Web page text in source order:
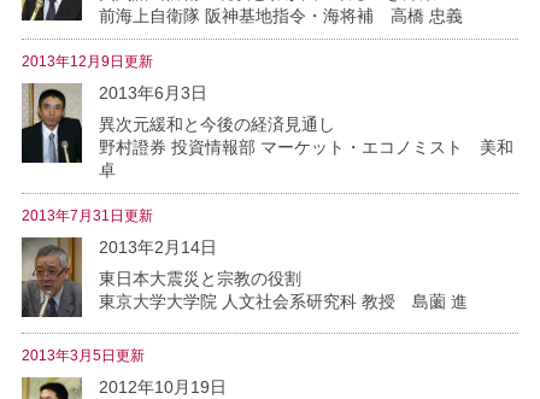
前海上自衛隊 阪神基地指令・海将補 高橋 忠義
2013年12月9日更新
2013年6月3日
異次元緩和と今後の経済見通し
野村證券 投資情報部 マーケット・エコノミスト 美和
卓
2013年7月31日更新
2013年2月14日
東日本大震災と宗教の役割
東京大学大学院 人文社会系研究科 教授 島薗 進
2013年3月5日更新
2012年10月19日